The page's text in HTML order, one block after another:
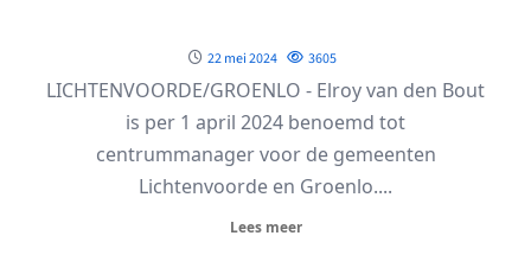
22 mei 2024 3605
LICHTENVOORDE/GROENLO - Elroy van den Bout
is per 1 april 2024 benoemd tot
centrummanager voor de gemeenten
Lichtenvoorde en Groenlo....
Lees meer